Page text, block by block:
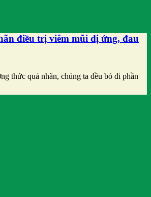
điều trị viêm mũi dị ứng, đau
thức quả nhãn, chúng ta đều bỏ đi phần